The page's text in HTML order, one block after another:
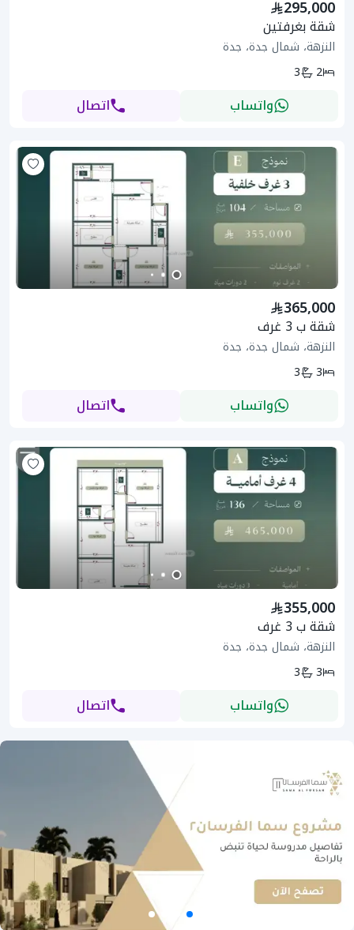
295,000
شقة بغرفتين
النزهة، شمال جدة، جدة
2
3
واتساب اتصال
365,000
شقة ب 3 غرف
النزهة، شمال جدة، جدة
3
3
واتساب اتصال
355,000
شقة ب 3 غرف
النزهة، شمال جدة، جدة
3
3
واتساب اتصال